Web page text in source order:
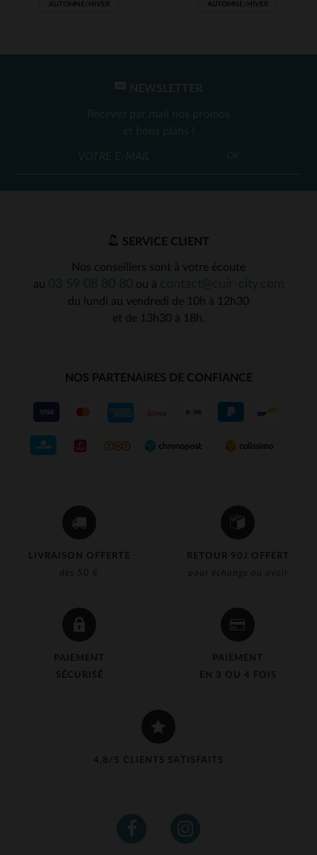
AUTOMNE/HIVER AUTOMNE/HIVER
LIVRAISON OFFERTE
dès 50 €
RETOUR 90J OFFERT
pour échange ou avoir
PAIEMENT
SÉCURISÉ
PAIEMENT
EN 3 OU 4 FOIS
4,8/5 CLIENTS SATISFAITS
NEWSLETTER
Recevez par mail nos promos
et bons plans !
OK
SERVICE CLIENT
Nos conseillers sont à votre écoute
au
ou à
du lundi au vendredi de 10h à 12h30
et de 13h30 à 18h.
NOS PARTENAIRES DE CONFIANCE